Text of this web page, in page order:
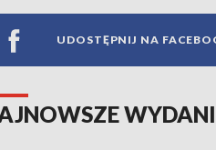
UDOSTĘPNIJ NA